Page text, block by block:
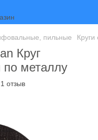
пильные Круги
Круг
по металлу
1 отзыв